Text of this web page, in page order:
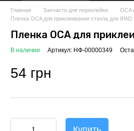
Главная Запчасти для переклейки OCA
Пленка OCA для приклеивания стекла для IPAD
Пленка OCA для
В наличии Артикул: НФ-00000349
54 грн